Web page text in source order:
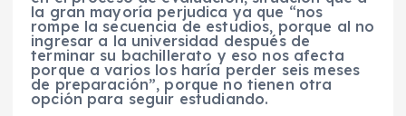
la gran mayoría perjudica ya que “nos
rompe la secuencia de estudios, porque al no
ingresar a la universidad después de
terminar su bachillerato y eso nos afecta
porque a varios los haría perder seis meses
de preparación”, porque no tienen otra
opción para seguir estudiando.